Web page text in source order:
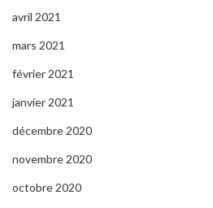
avril 2021
mars 2021
février 2021
janvier 2021
décembre 2020
novembre 2020
octobre 2020